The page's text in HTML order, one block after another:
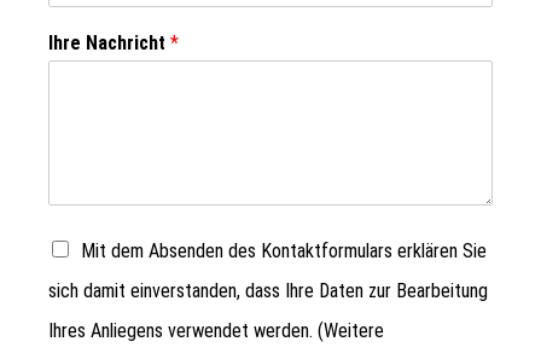
Ihre Nachricht *
Mit dem Absenden des Kontaktformulars erklären Sie
sich damit einverstanden, dass Ihre Daten zur Bearbeitung
Ihres Anliegens verwendet werden. (Weitere